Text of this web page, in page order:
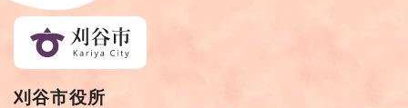
刈谷市役所